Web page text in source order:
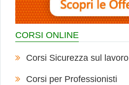
CORSI ONLINE
Corsi Sicurezza sul lavoro
Corsi per Professionisti